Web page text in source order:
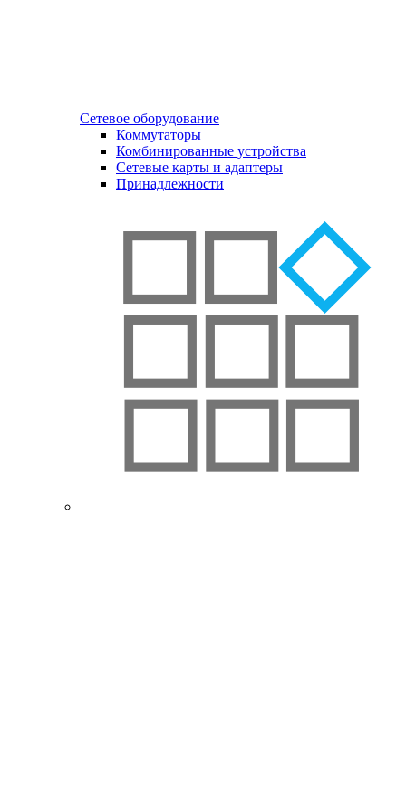
Сетевое оборудование
Коммутаторы
Комбинированные устройства
Сетевые карты и адаптеры
Принадлежности